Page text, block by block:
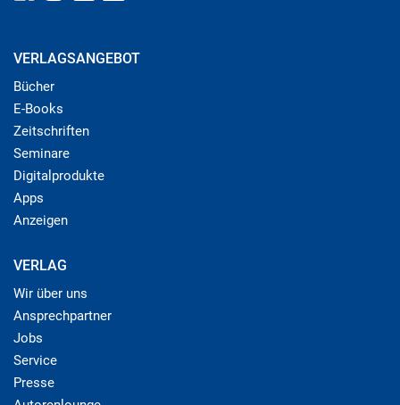
VERLAGSANGEBOT
Bücher
E-Books
Zeitschriften
Seminare
Digitalprodukte
Apps
Anzeigen
VERLAG
Wir über uns
Ansprechpartner
Jobs
Service
Presse